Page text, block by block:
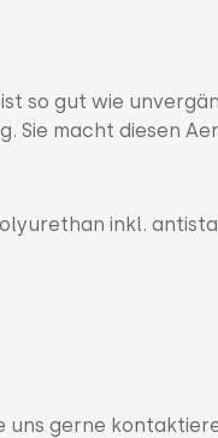
so gut wie
macht diesen
inkl.
uns gerne